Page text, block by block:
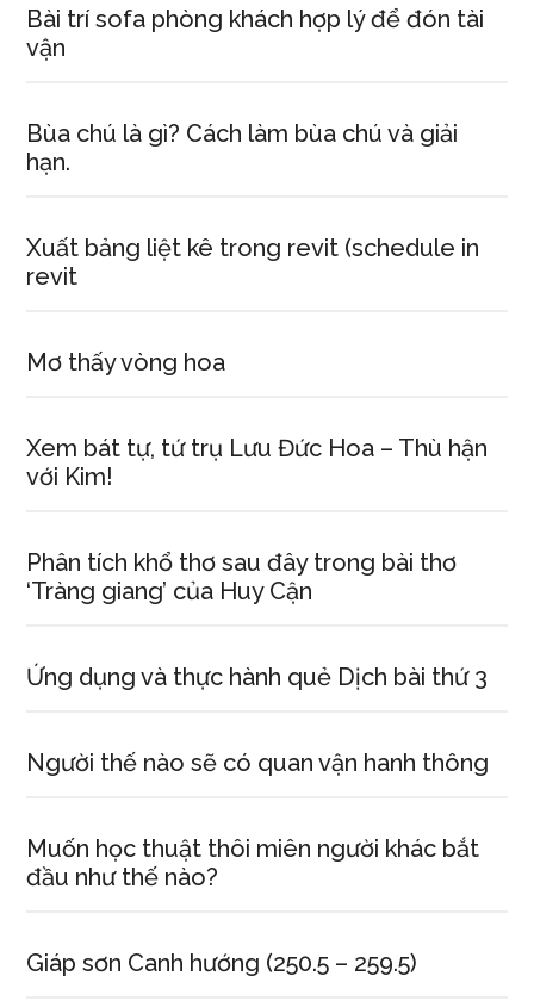
Bài trí sofa phòng khách hợp lý để đón tài
vận
Bùa chú là gì? Cách làm bùa chú và giải
hạn.
Xuất bảng liệt kê trong revit (schedule in
revit
Mơ thấy vòng hoa
Xem bát tự, tứ trụ Lưu Đức Hoa – Thù hận
với Kim!
Phân tích khổ thơ sau đây trong bài thơ
‘Tràng giang’ của Huy Cận
Ứng dụng và thực hành quẻ Dịch bài thứ 3
Người thế nào sẽ có quan vận hanh thông
Muốn học thuật thôi miên người khác bắt
đầu như thế nào?
Giáp sơn Canh hướng (250.5 – 259.5)